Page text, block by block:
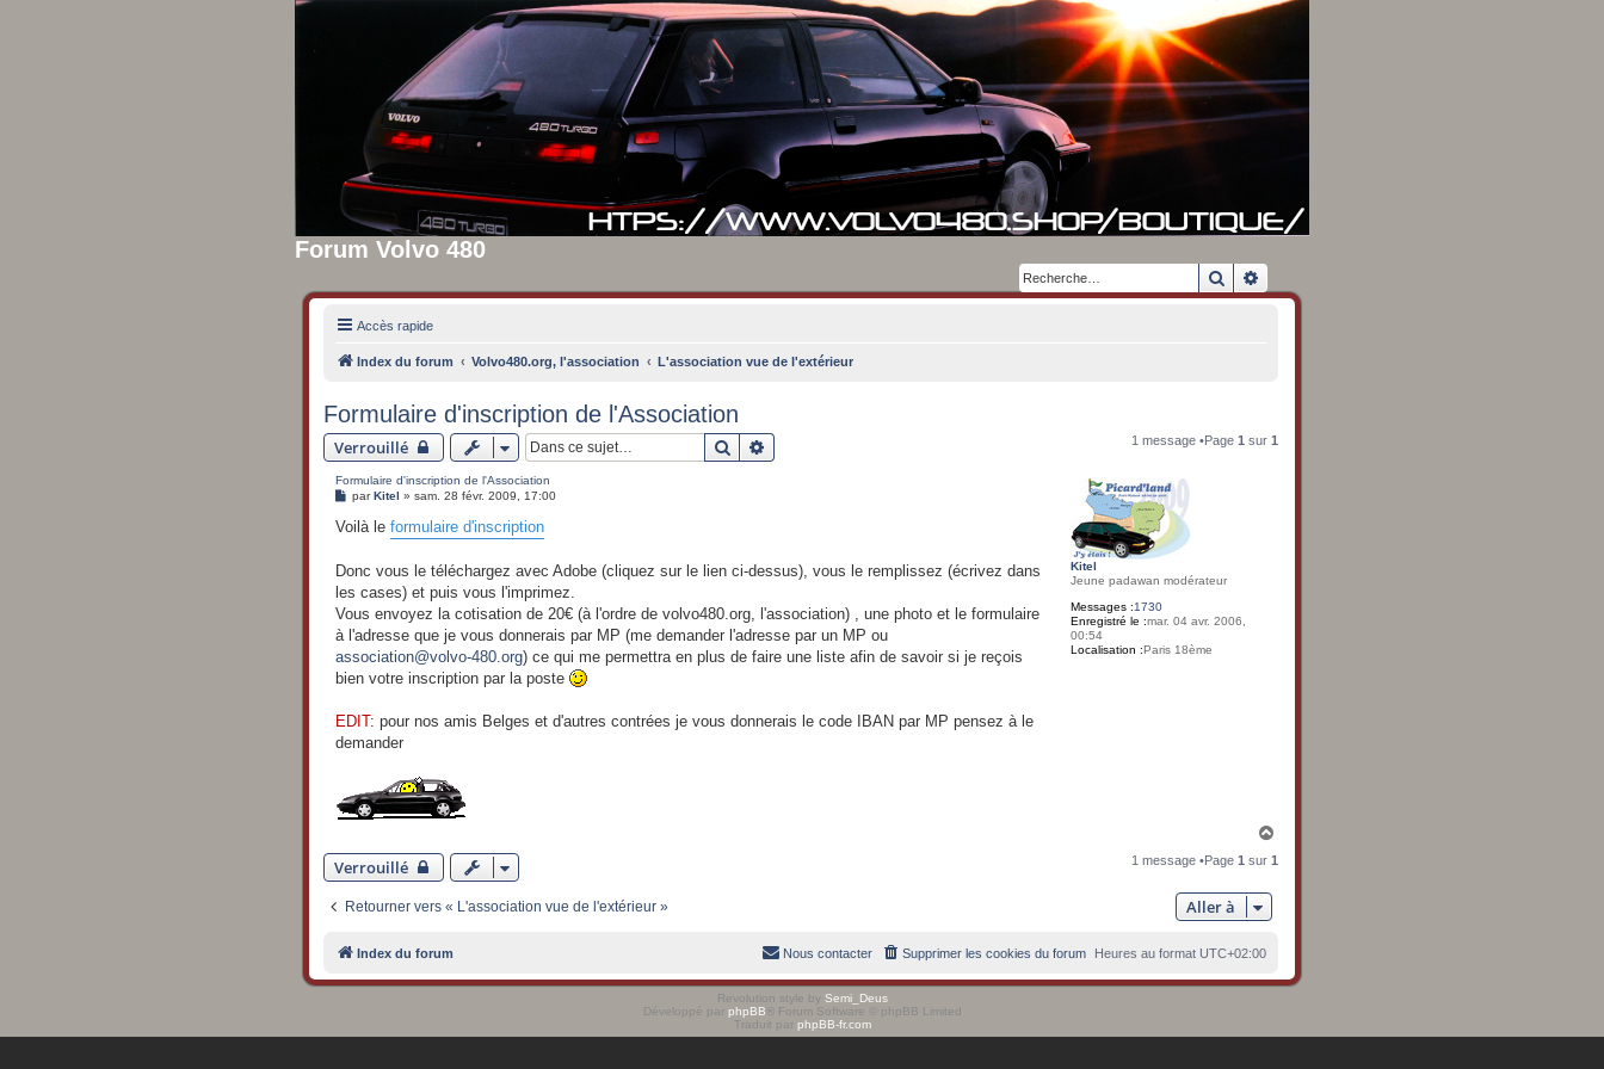
Forum Volvo 480
Rechercher
Accès rapide
Index du forum Volvo480.org, l'association L'association vue de l'extérieur
Formulaire d'inscription de l'Association
Verrouillé Rechercher 1 message •Page 1 sur 1
Kitel
Jeune padawan modérateur
Messages :1730
Enregistré le :mar. 04 avr. 2006,
00:54
Localisation :Paris 18ème
Formulaire d'inscription de l'Association
M
s
g
e
parKitel » sam. 28 févr. 2009, 17:00
Voilà le formulaire d'inscription
Donc vous le téléchargez avec Adobe (cliquez sur le lien ci-dessus), vous le remplissez (écrivez dans
les cases) et puis vous l'imprimez.
Vous envoyez la cotisation de 20€ (à l'ordre de volvo480.org, l'association) , une photo et le formulaire
à l'adresse que je vous donnerais par MP (me demander l'adresse par un MP ou
association@volvo-480.org) ce qui me permettra en plus de faire une liste afin de savoir si je reçois
bien votre inscription par la poste
EDIT: pour nos amis Belges et d'autres contrées je vous donnerais le code IBAN par MP pensez à le
demander
u
Verrouillé 1 message •Page 1 sur 1
Retourner vers « L'association vue de l'extérieur » Aller à
Index du forum Heures au format UTC+02:00
Supprimer les cookies du forum
Nous contacter
Revolution style by Semi_Deus
Développé par phpBB ® Forum Software © phpBB Limited
Traduit par phpBB-fr.com